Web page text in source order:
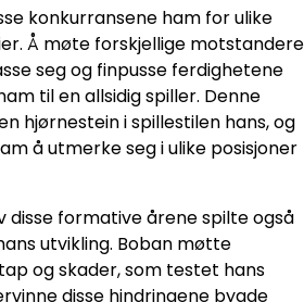
konkurransene ham for ulike
Å møte forskjellige motstandere
seg og finpusse ferdighetene
til en allsidig spiller. Denne
hjørnestein i spillestilen hans, og
å utmerke seg i ulike posisjoner
disse formative årene spilte også
utvikling. Boban møtte
og skader, som testet hans
disse hindringene bygde